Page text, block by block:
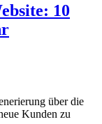
10
über die
Kunden zu